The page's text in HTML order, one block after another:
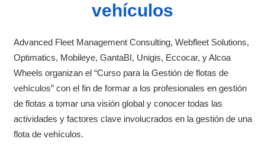
vehículos
Advanced Fleet Management Consulting, Webfleet Solutions,
Optimatics, Mobileye, GantaBI, Unigis, Eccocar, y Alcoa
Wheels organizan el “Curso para la Gestión de flotas de
vehículos” con el fin de formar a los profesionales en gestión
de flotas a tomar una visión global y conocer todas las
actividades y factores clave involucrados en la gestión de una
flota de vehículos.